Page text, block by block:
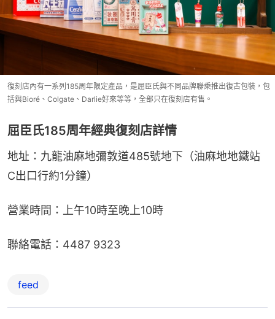
復刻店內有一系列185周年限定產品，是屈臣氏與不同品牌聯乘推出復古包裝，包
括與Bioré、Colgate、Darlie好來等等，全部只在復刻店有售。
屈臣氏185周年經典復刻店詳情
地址：九龍油麻地彌敦道485號地下（油麻地地鐵站
C出口行約1分鐘）
營業時間：上午10時至晚上10時
聯絡電話：4487 9323
feed